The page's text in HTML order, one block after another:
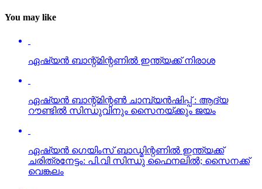
You may like
ഏഷ്യന്‍ ബാന്റ്മിന്റണില്‍ ഇന്ത്യക്ക് നിരാശ
ഏഷ്യന്‍ ബാന്റ്മിന്റണ്‍ ചാമ്പ്യന്‍ഷിപ്പ് : ആദ്യ
റൗണ്ടില്‍ സിന്ധുവിനും സൈനയ്ക്കും ജയം
ഏഷ്യന്‍ ഗെയിംസ് ബാഡ്മിന്റണില്‍ ഇന്ത്യക്ക്
ചരിത്രനേട്ടം: പി.വി സിന്ധു ഫൈനലില്‍; സൈനക്ക്
വെങ്കലം